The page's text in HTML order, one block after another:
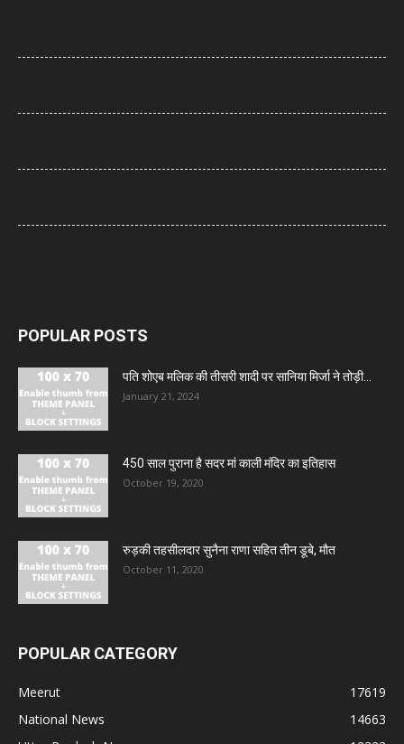
POPULAR POSTS
पति शोएब मलिक की तीसरी शादी पर सानिया मिर्जा ने तोड़ी...
January 21, 2024
450 साल पुराना है सदर मां काली मंदिर का इतिहास
October 19, 2020
रुड़की तहसीलदार सुनैना राणा सहित तीन डूबे, मौत
October 11, 2020
POPULAR CATEGORY
Meerut
17619
National News
14663